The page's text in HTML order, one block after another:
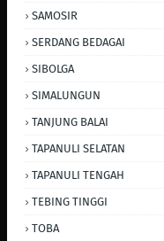
SAMOSIR
SERDANG BEDAGAI
SIBOLGA
SIMALUNGUN
TANJUNG BALAI
TAPANULI SELATAN
TAPANULI TENGAH
TEBING TINGGI
TOBA